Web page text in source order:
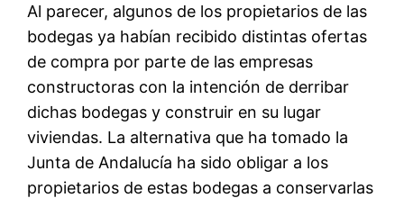
Al parecer, algunos de los propietarios de las
bodegas ya habían recibido distintas ofertas
de compra por parte de las empresas
constructoras con la intención de derribar
dichas bodegas y construir en su lugar
viviendas. La alternativa que ha tomado la
Junta de Andalucía ha sido obligar a los
propietarios de estas bodegas a conservarlas